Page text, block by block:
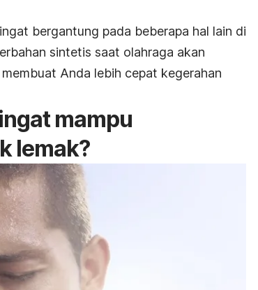
bergantung pada beberapa hal lain di
sintetis saat olahraga akan
Anda lebih cepat kegerahan
mampu
lemak?